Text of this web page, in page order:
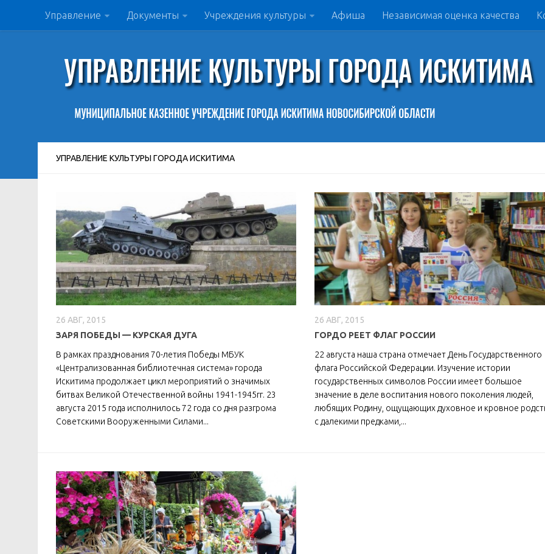
Управление Документы Учреждения культуры Афиша Независимая оценка качества
УПРАВЛЕНИЕ КУЛЬТУРЫ ГОРОДА ИСКИТИМА
26 АВГ, 2015
ЗАРЯ ПОБЕДЫ — КУРСКАЯ ДУГА
В рамках празднования 70-летия Победы МБУК
«Централизованная библиотечная система» города
Искитима продолжает цикл мероприятий о значимых
битвах Великой Отечественной войны 1941-1945гг. 23
августа 2015 года исполнилось 72 года со дня разгрома
Советскими Вооруженными Силами...
26 АВГ, 2015
ГОРДО РЕЕТ ФЛАГ РОССИИ
22 августа наша страна отмечает День Государственного
флага Российской Федерации. Изучение истории
государственных символов России имеет большое
значение в деле воспитания нового поколения людей,
любящих Родину, ощущающих духовное и кровное
с далекими предками,...